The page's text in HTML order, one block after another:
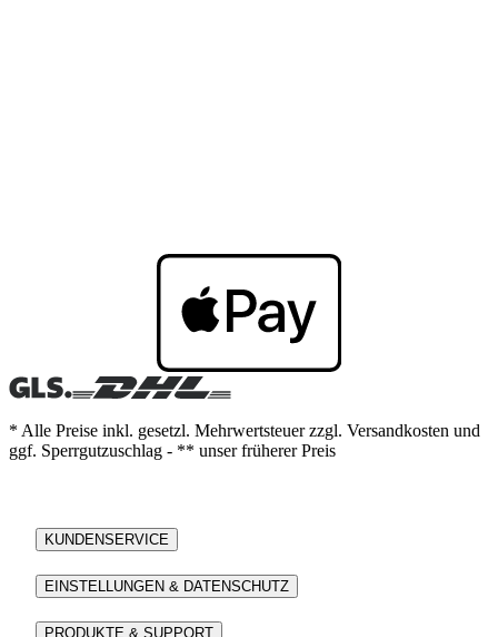
* Alle Preise inkl. gesetzl. Mehrwertsteuer zzgl. Versandkosten und
ggf. Sperrgutzuschlag - ** unser früherer Preis
KUNDENSERVICE
EINSTELLUNGEN & DATENSCHUTZ
PRODUKTE & SUPPORT